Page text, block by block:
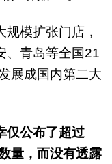
模扩张门店，
、青岛等全国21
展成国内第二大
仅公布了超过
量，而没有透露